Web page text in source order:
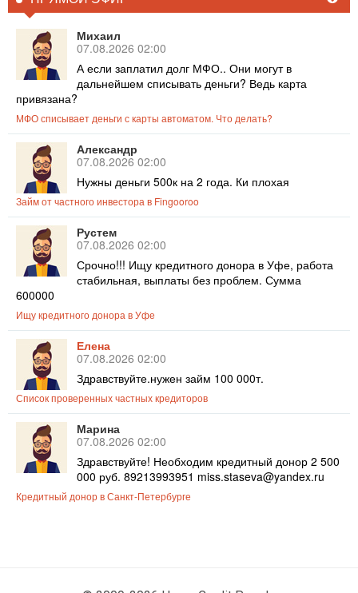
Михаил
07.08.2026 02:00
А если заплатил долг МФО.. Они могут в
дальнейшем списывать деньги? Ведь карта
привязана?
МФО списывает деньги с карты автоматом. Что делать?
Александр
07.08.2026 02:00
Нужны деньги 500к на 2 года. Ки плохая
Займ от частного инвестора в Fingooroo
Рустем
07.08.2026 02:00
Срочно!!! Ищу кредитного донора в Уфе, работа
стабильная, выплаты без проблем. Сумма
600000
Ищу кредитного донора в Уфе
Елена
07.08.2026 02:00
Здравствуйте.нужен займ 100 000т.
Список проверенных частных кредиторов
Марина
07.08.2026 02:00
Здравствуйте! Необходим кредитный донор 2 500
000 руб. 89213993951 miss.staseva@yandex.ru
Кредитный донор в Санкт-Петербурге